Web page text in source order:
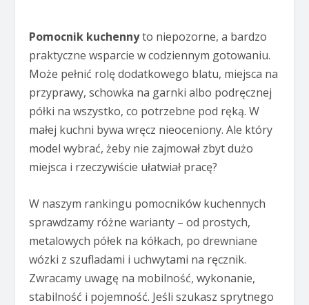
Pomocnik kuchennyto niepozorne, a bardzo
praktyczne wsparcie w codziennym gotowaniu.
Może pełnić rolę dodatkowego blatu, miejsca na
przyprawy, schowka na garnki albo podręcznej
półki na wszystko, co potrzebne pod ręką. W
małej kuchni bywa wręcz nieoceniony. Ale który
model wybrać, żeby nie zajmował zbyt dużo
miejsca i rzeczywiście ułatwiał pracę?
W naszym rankingu pomocników kuchennych
sprawdzamy różne warianty – od prostych,
metalowych półek na kółkach, po drewniane
wózki z szufladami i uchwytami na ręcznik.
Zwracamy uwagę na mobilność, wykonanie,
stabilność i pojemność. Jeśli szukasz sprytnego